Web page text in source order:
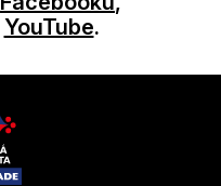
YouTube.